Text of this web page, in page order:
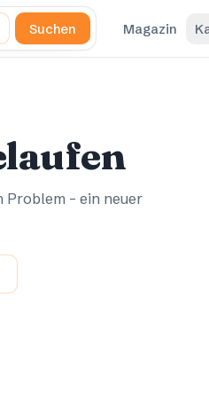
Suchen Magazin
Problem – ein neuer